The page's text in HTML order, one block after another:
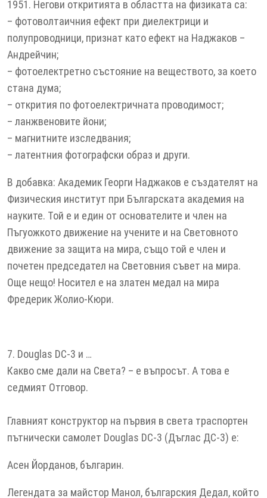
1951. Негови откритията в областта на физиката са:
– фотоволтаичния ефект при диелектрици и
полупроводници, признат като ефект на Наджаков –
Андрейчин;
– фотоелектретно състояние на веществото, за което
стана дума;
– открития по фотоелектричната проводимост;
– ланжвеновите йони;
– магнитните изследвания;
– латентния фотографски образ и други.
В добавка: Академик Георги Наджаков е създателят на
Физическия институт при Българската академия на
науките. Той е и един от основателите и член на
Пъгуожкото движение на учените и на Световното
движение за защита на мира, също той е член и
почетен председател на Световния съвет на мира.
Още нещо! Носител е на златен медал на мира
Фредерик Жолио-Кюри.
7. Douglas DC-3 и …
Какво сме дали на Света? – е въпросът. А това е
седмият Отговор.
Главният конструктор на първия в света траспортен
пътнически самолет Douglas DC-3 (Дъглас ДС-3) е:
Асен Йорданов, българин.
Легендата за майстор Манол, българския Дедал, който